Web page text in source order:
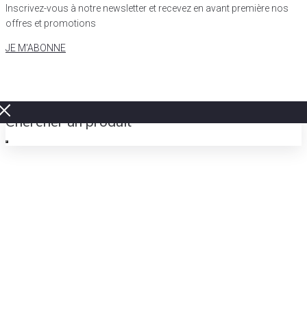
Inscrivez-vous à notre newsletter et recevez en avant première nos
offres et promotions
JE M'ABONNE